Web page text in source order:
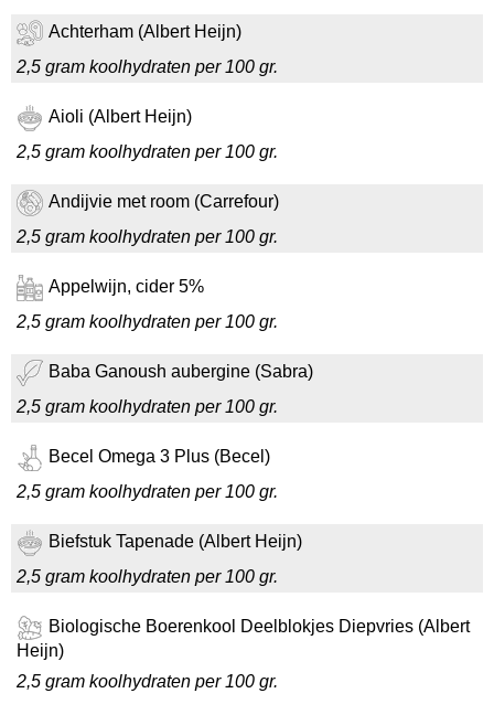
Achterham (Albert Heijn)
2,5 gram koolhydraten per 100 gr.
Aioli (Albert Heijn)
2,5 gram koolhydraten per 100 gr.
Andijvie met room (Carrefour)
2,5 gram koolhydraten per 100 gr.
Appelwijn, cider 5%
2,5 gram koolhydraten per 100 gr.
Baba Ganoush aubergine (Sabra)
2,5 gram koolhydraten per 100 gr.
Becel Omega 3 Plus (Becel)
2,5 gram koolhydraten per 100 gr.
Biefstuk Tapenade (Albert Heijn)
2,5 gram koolhydraten per 100 gr.
Biologische Boerenkool Deelblokjes Diepvries (Albert
Heijn)
2,5 gram koolhydraten per 100 gr.